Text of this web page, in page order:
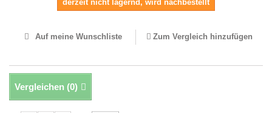
derzeit nicht lagernd, wird nachbestellt
Auf meine Wunschliste Zum Vergleich hinzufügen
Vergleichen (0)